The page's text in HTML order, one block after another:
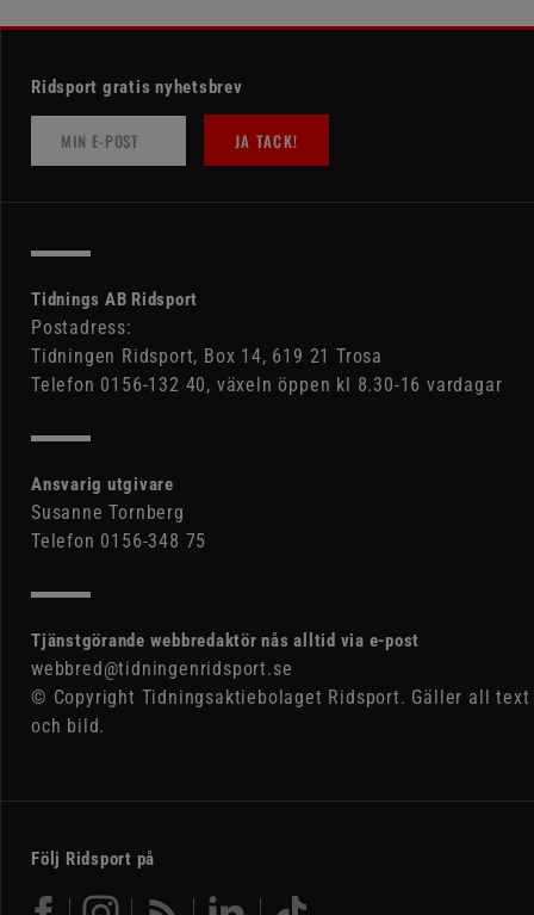
Ridsport gratis nyhetsbrev
JA TACK!
Tidnings AB Ridsport
Postadress:
Tidningen Ridsport, Box 14, 619 21 Trosa
Telefon 0156-132 40, växeln öppen kl 8.30-16 vardagar
Ansvarig utgivare
Susanne Tornberg
Telefon 0156-348 75
Tjänstgörande webbredaktör nås alltid via e-post
webbred@tidningenridsport.se
© Copyright Tidningsaktiebolaget Ridsport. Gäller all text
och bild.
Följ Ridsport på